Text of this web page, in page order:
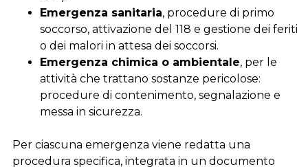
Emergenza sanitaria, procedure di primo
soccorso, attivazione del 118 e gestione dei feriti
o dei malori in attesa dei soccorsi.
Emergenza chimica o ambientale, per le
attività che trattano sostanze pericolose:
procedure di contenimento, segnalazione e
messa in sicurezza.
Per ciascuna emergenza viene redatta una
procedura specifica, integrata in un documento